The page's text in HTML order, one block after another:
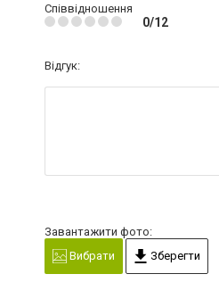
Співвідношення
0/12
Відгук:
Завантажити фото:
Вибрати
Зберегти